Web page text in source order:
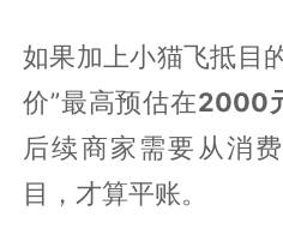
如果加上小猫飞抵目
价”最高预估在2000
后续商家需要从消
目，才算平账。